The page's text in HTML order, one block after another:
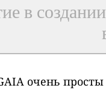
в
очень